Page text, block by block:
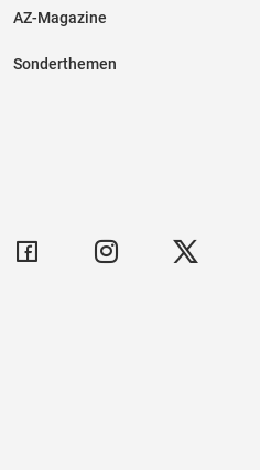
AZ-Magazine
Sonderthemen